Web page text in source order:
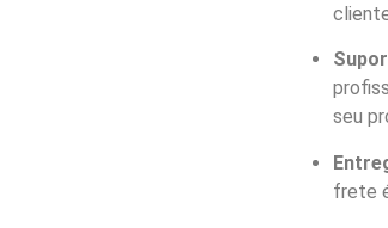
seu
frete